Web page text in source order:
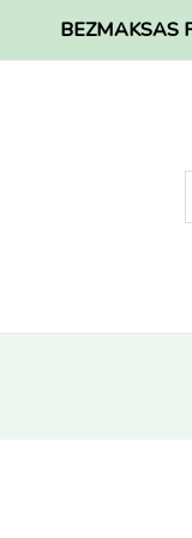
BEZMAKSAS